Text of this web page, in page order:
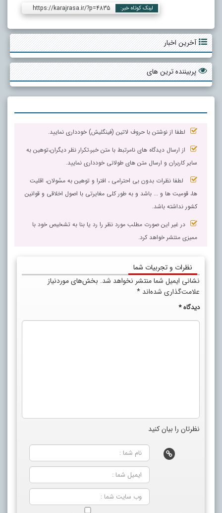
لینک کوتاه خبر: https://karajrasa.ir/?p=4835
آخرین اخبار
پربیننده ترین های
لطفا از نوشتن با حروف لاتین (فینگلیش) خودداری نمایید.
از ارسال دیدگاه های نامرتبط با متن خبر،تکرار نظر دیگران،توهین به
سایر کاربران و ارسال متن های طولانی خودداری نمایید.
لطفا نظرات بدون بی احترامی ، افترا و توهین به مسٔولان، اقلیت
ها، قومیت ها و ... باشد و به طور کلی مغایرتی با اصول اخلاقی و قوانین
کشور نداشته باشد.
در غیر این صورت مطلب مورد نظر را رد یا بنا به تشخیص خود با
ممیزی منتشر خواهد کرد.
نظرات و تجربیات شما
نشانی ایمیل شما منتشر نخواهد شد. بخش‌های موردنیاز
علامت‌گذاری شده‌اند *
دیدگاه*
نظرتان را بیان کنید